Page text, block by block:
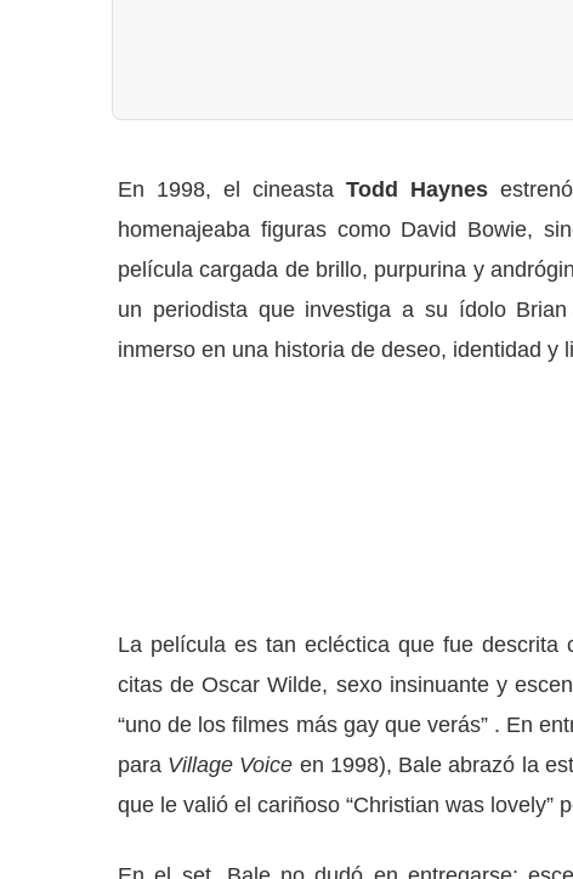
En 1998, el cineasta Todd Haynes estrenó
homenajeaba figuras como David Bowie,
película cargada de brillo, purpurina y
un periodista que investiga a su ídolo
inmerso en una historia de deseo, identidad y
La película es tan ecléctica que fue descrita
citas de Oscar Wilde, sexo insinuante y
“uno de los filmes más gay que verás” . En
para Village Voice en 1998), Bale abrazó la
que le valió el cariñoso “Christian was lovely”